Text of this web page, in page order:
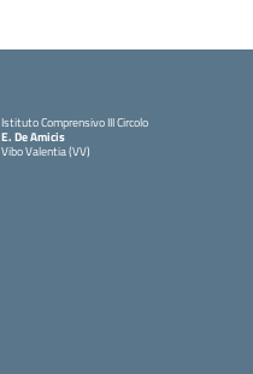
Istituto Comprensivo III Circolo
E. De Amicis
Vibo Valentia (VV)